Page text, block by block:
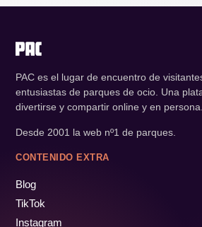
PAC es el lugar de encuentro de
entusiastas de parques de ocio. Una
divertirse y compartir online y en persona.
Desde 2001 la web nº1 de parques.
CONTENIDO EXTRA
Blog
TikTok
Instagram